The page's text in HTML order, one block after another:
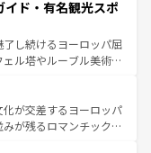
ない旅をしてみよう！
フラメンコ、熱気あふ
生活の一部となってい
囲気や、バルセロナの
古代ローマ遺跡や中世
なるスペインはその個
を魅了する。 なお、新着のスペイン情報は コ
ド・有名観光スポ
し続けるヨーロッパ屈
ル塔やルーブル美術館
麗な宮殿、歴史的な大
自然が、訪れる者を心
食の国としても知ら
が交差するヨーロッパ
が残るロマンチック街